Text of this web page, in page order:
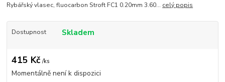
Rybářský vlasec, fluocarbon Stroft FC1 0.20mm 3.60... celý popis
Dostupnost Skladem
415 Kč /ks
Momentálně není k dispozici